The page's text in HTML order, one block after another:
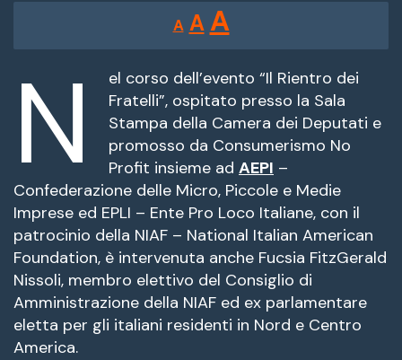
A
Reducir
tamaño
de
fuente.
A Restablecer
tamaño
de
fuente
AAumentar
tamaño
de
fuente.
N
el corso dell’evento “Il Rientro dei
Fratelli”, ospitato presso la Sala
Stampa della Camera dei Deputati e
promosso da Consumerismo No
Profit insieme ad AEPI –
Confederazione delle Micro, Piccole e Medie
Imprese ed EPLI – Ente Pro Loco Italiane, con il
patrocinio della NIAF – National Italian American
Foundation, è intervenuta anche Fucsia FitzGerald
Nissoli, membro elettivo del Consiglio di
Amministrazione della NIAF ed ex parlamentare
eletta per gli italiani residenti in Nord e Centro
America.